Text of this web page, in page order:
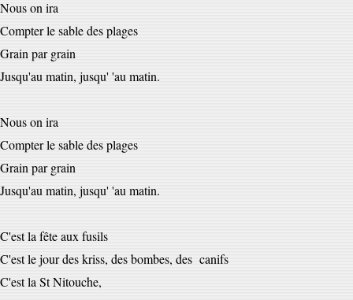
Nous on ira
Compter le sable des plages
Grain par grain
Jusqu'au matin, jusqu' 'au matin.
Nous on ira
Compter le sable des plages
Grain par grain
Jusqu'au matin, jusqu' 'au matin.
C'est la fête aux fusils
C'est le jour des kriss, des bombes, des canifs
C'est la St Nitouche,